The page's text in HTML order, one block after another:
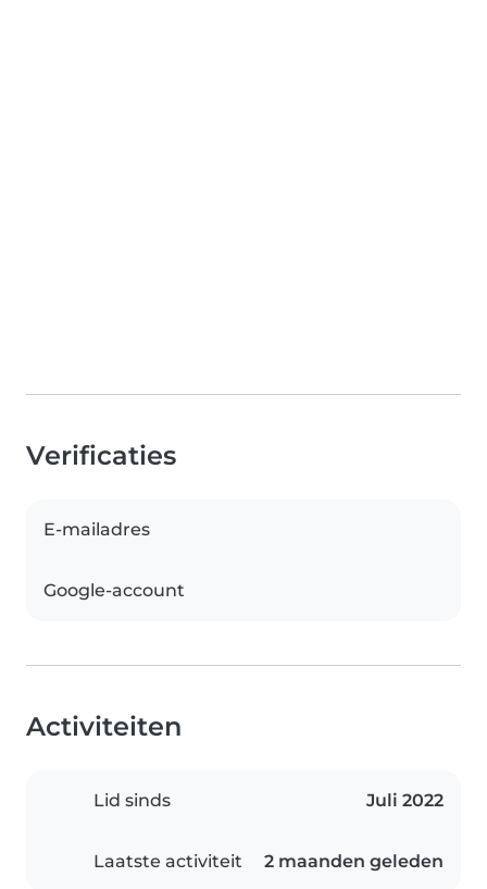
Verificaties
E-mailadres
Google-account
Activiteiten
Lid sinds Juli 2022
Laatste activiteit 2 maanden geleden